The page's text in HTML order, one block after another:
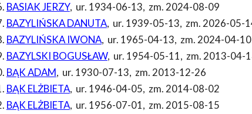
BASIAK JERZY, ur. 1934-06-13, zm. 2024-08-09
BAZYLIŃSKA DANUTA, ur. 1939-05-13, zm. 2026-05-
BAZYLIŃSKA IWONA, ur. 1965-04-13, zm. 2024-04-10
BAZYLSKI BOGUSŁAW, ur. 1954-05-11, zm. 2013-04-
BĄK ADAM, ur. 1930-07-13, zm. 2013-12-26
BĄK ELŻBIETA, ur. 1946-04-05, zm. 2014-08-02
BĄK ELŻBIETA, ur. 1956-07-01, zm. 2015-08-15